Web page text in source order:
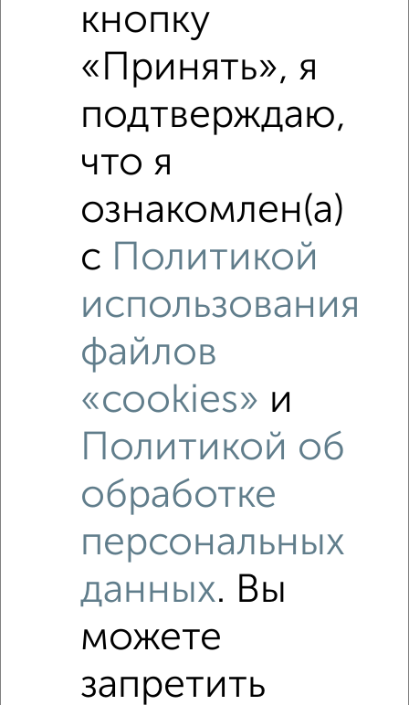
Средняя цена район
Это предложение
Средняя цена по городу
Похожие предложения рядом
Студии квартиры недалеко от
Рядом, с меньшей ценой
Недалеко от с ценой ниже
кнопку
«Принять», я
подтверждаю,
что я
ознакомлен(а)
с Политикой
использования
файлов
«cookies» и
Политикой об
обработке
персональных
данных. Вы
можете
запретить